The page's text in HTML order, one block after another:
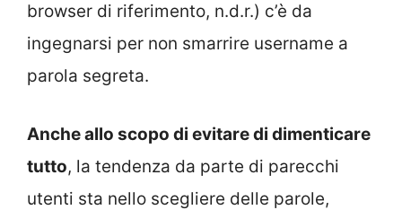
browser di riferimento, n.d.r.) c’è da
ingegnarsi per non smarrire username a
parola segreta.
Anche allo scopo di evitare di dimenticare
tutto, la tendenza da parte di parecchi
utenti sta nello scegliere delle parole,